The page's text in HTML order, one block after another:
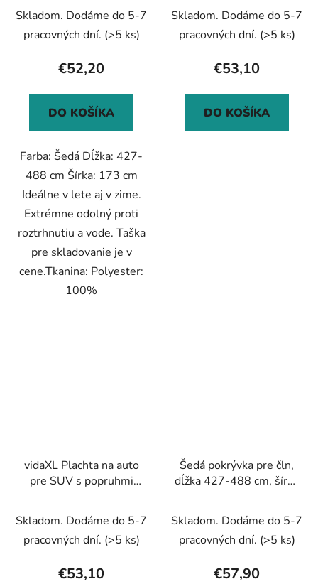
Skladom. Dodáme do 5-7
pracovných dní. (>5 ks)
€52,20
DO KOŠÍKA
Farba: Šedá Dĺžka: 427-
488 cm Šírka: 173 cm
Ideálne v lete aj v zime.
Extrémne odolný proti
roztrhnutiu a vode. Taška
pre skladovanie je v
cene.Tkanina: Polyester:
100%
Skladom. Dodáme do 5-7
pracovných dní. (>5 ks)
€53,10
DO KOŠÍKA
vidaXL Plachta na auto
pre SUV s popruhmi
Skladom. Dodáme do 5-7
pracovných dní. (>5 ks)
€53,10
Šedá pokrývka pre čln,
dĺžka 427-488 cm, šírka
Skladom. Dodáme do 5-7
pracovných dní. (>5 ks)
€57,90